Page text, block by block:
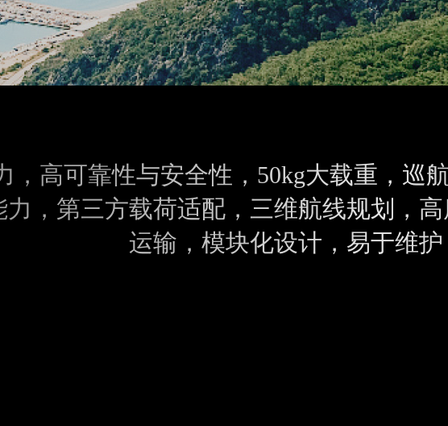
，高可靠性与安全性，50kg大载重，巡
力，第三方载荷适配，三维航线规划，
运输，模块化设计，易于维